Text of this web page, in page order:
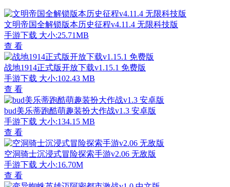
文明帝国全解锁版本历史征程v4.11.4 无限科技版
手游下载 大小:25.71MB
查 看
战地1914正式版开放下载v1.15.1 免费版
手游下载 大小:102.43 MB
查 看
bud美乐蒂跑酷萌趣装扮大作战v1.3 安卓版
手游下载 大小:134.15 MB
查 看
空洞骑士沉浸式冒险探索手游v2.06 无敌版
手游下载 大小:16.70M
查 看